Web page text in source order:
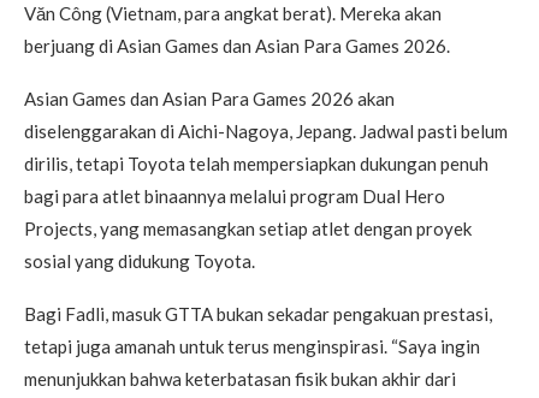
Văn Công (Vietnam, para angkat berat). Mereka akan
berjuang di Asian Games dan Asian Para Games 2026.
Asian Games dan Asian Para Games 2026 akan
diselenggarakan di Aichi-Nagoya, Jepang. Jadwal pasti belum
dirilis, tetapi Toyota telah mempersiapkan dukungan penuh
bagi para atlet binaannya melalui program Dual Hero
Projects, yang memasangkan setiap atlet dengan proyek
sosial yang didukung Toyota.
Bagi Fadli, masuk GTTA bukan sekadar pengakuan prestasi,
tetapi juga amanah untuk terus menginspirasi. “Saya ingin
menunjukkan bahwa keterbatasan fisik bukan akhir dari